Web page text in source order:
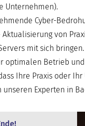
Unternehmen).
Cyber-
Aktualisierung von
mit sich
optimalen Betrieb
Ihre Praxis oder
unseren Experten in